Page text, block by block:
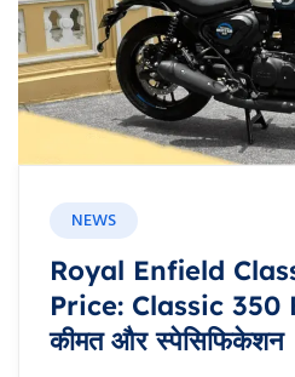
NEWS
Royal Enfield
Price: Classic 350
कीमत और स्पेसिफिकेशन